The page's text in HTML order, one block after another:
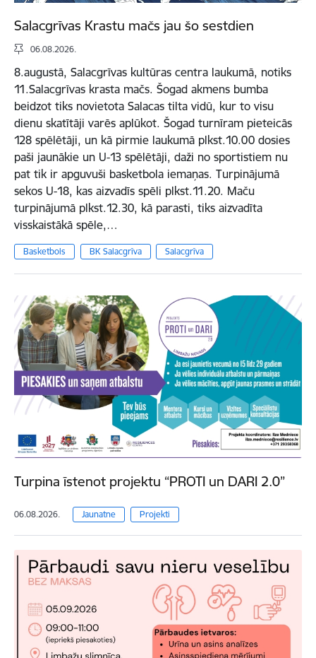
Salacgrīvas Krastu mačs jau šo sestdien
06.08.2026.
8.augustā, Salacgrīvas kultūras centra laukumā, notiks
11.Salacgrīvas krasta mačs. Šogad akmens bumba
beidzot tiks novietota Salacas tilta vidū, kur to visu
dienu skatītāji varēs aplūkot. Šogad turnīram pieteicās
128 spēlētāji, un kā pirmie laukumā plkst.10.00 dosies
paši jaunākie un U-13 spēlētāji, daži no sportistiem nu
pat tik ir apguvuši basketbola iemaņas. Turpinājumā
sekos U-18, kas aizvadīs spēli plkst.11.20. Maču
turpinājumā plkst.12.30, kā parasti, tiks aizvadīta
visskaistākā spēle,…
Basketbols BK Salacgrīva Salacgrīva
Turpina īstenot projektu “PROTI un DARI 2.0”
06.08.2026. Jaunatne Projekti